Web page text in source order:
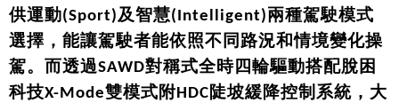
供運動(Sport)及智慧(Intelligent)兩種駕駛模式
選擇，能讓駕駛者能依照不同路況和情境變化操
駕。而透過SAWD對稱式全時四輪驅動搭配脫困
科技X-Mode雙模式附HDC陡坡緩降控制系統，大